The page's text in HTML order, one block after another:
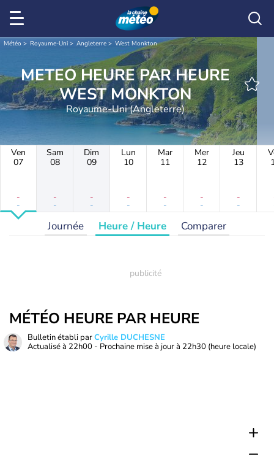
Météo Royaume-Uni Angleterre West Monkton
METEO HEURE PAR HEURE
WEST MONKTON
Royaume-Uni (Angleterre)
Ven
07
-
-
Sam
08
-
-
Dim
09
-
-
Lun
10
-
-
Mar
11
-
-
Mer
12
-
-
Jeu
13
-
-
Journée Heure / Heure Comparer
MÉTÉO HEURE PAR HEURE
Bulletin établi parCyrille DUCHESNE
Actualisé à 22h00 - Prochaine mise à jour à 22h30 (heure locale)